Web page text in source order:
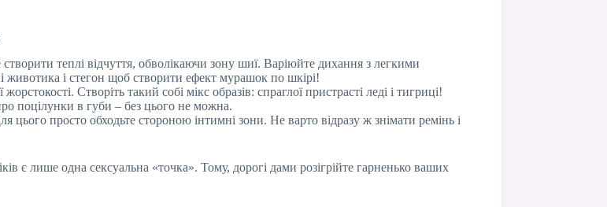
теплі відчуття, обволікаючи зону шиї. Варіюйте дихання з легкими
і стегон щоб створити ефект мурашок по шкірі!
Створіть такий собі мікс образів: спраглої пристрасті леді і тигриці!
поцілунки в губи – без цього не можна.
просто обходьте стороною інтимні зони. Не варто відразу ж знімати ремінь і
є лише одна сексуальна «точка». Тому, дорогі дами розігрійте гарненько ваших